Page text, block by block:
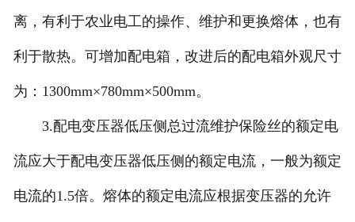
离，有利于农业电工的操作、维护和更换熔体，也有
利于散热。可增加配电箱，改进后的配电箱外观尺寸
为：1300mm×780mm×500mm。
3.配电变压器低压侧总过流维护保险丝的额定电
流应大于配电变压器低压侧的额定电流，一般为额定
电流的1.5倍。熔体的额定电流应根据变压器的允许